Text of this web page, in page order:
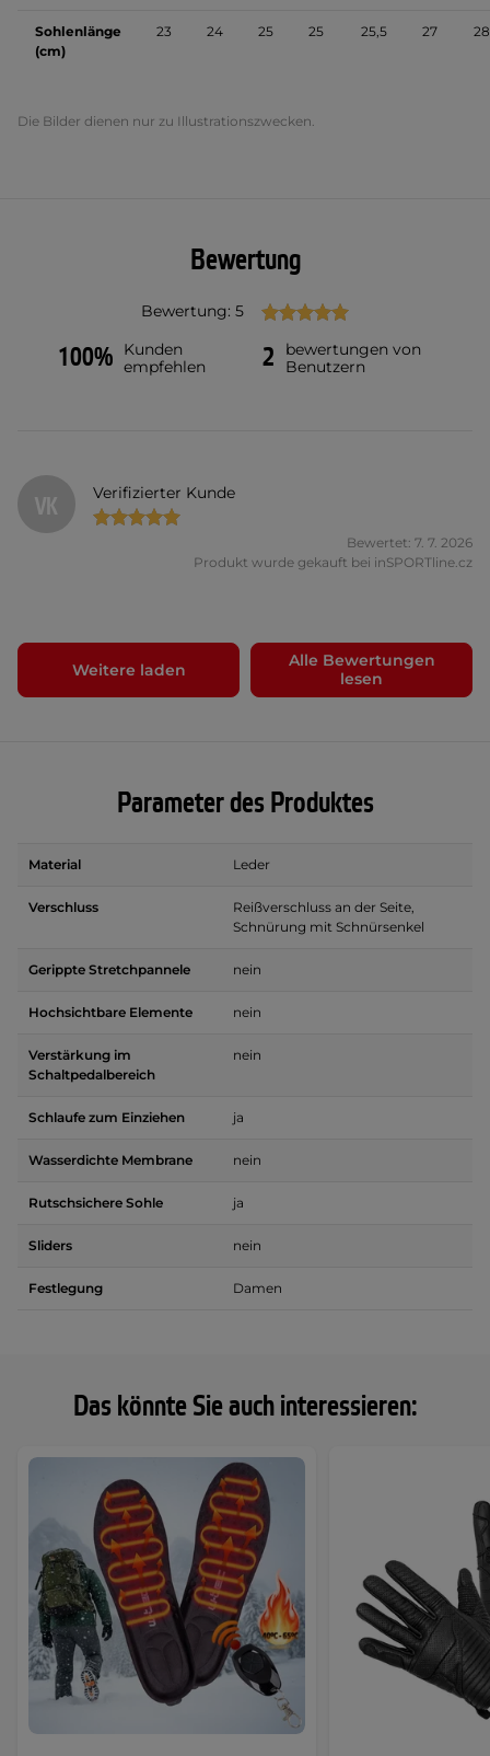
Das könnte Sie auch interessieren:
Sohlenlänge
(cm)
23 24 25 25 25,5 27 28
Die Bilder dienen nur zu Illustrationszwecken.
Bewertung
Bewertung: 5
100%
Kunden
empfehlen
2
bewertungen von
Benutzern
VK Verifizierter Kunde
Bewertet: 7. 7. 2026
Produkt wurde gekauft bei inSPORTline.cz
Weitere laden
Alle Bewertungen
lesen
Parameter des Produktes
Material Leder
Verschluss
Reißverschluss an der Seite,
Schnürung mit Schnürsenkel
Gerippte Stretchpannele nein
Hochsichtbare Elemente nein
Verstärkung im
Schaltpedalbereich
nein
Schlaufe zum Einziehen ja
Wasserdichte Membrane nein
Rutschsichere Sohle ja
Sliders nein
Festlegung Damen